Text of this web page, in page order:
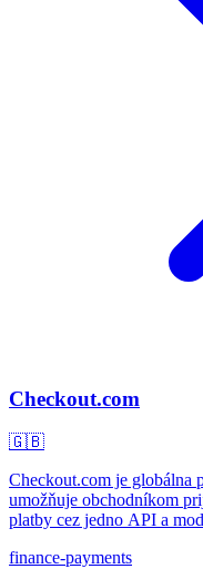
Checkout.com
🇬🇧
Checkout.com je globálna
umožňuje obchodníkom
platby cez jedno API a
finance-payments